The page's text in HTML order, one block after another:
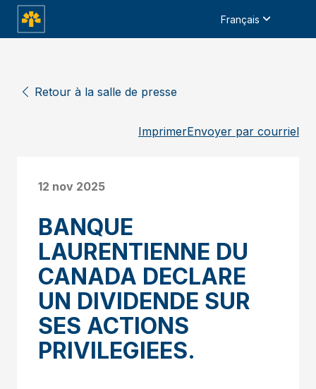
Français
Retour à la salle de presse
ImprimerEnvoyer par courriel
12 nov 2025
BANQUE
LAURENTIENNE DU
CANADA DECLARE
UN DIVIDENDE SUR
SES ACTIONS
PRIVILEGIEES.